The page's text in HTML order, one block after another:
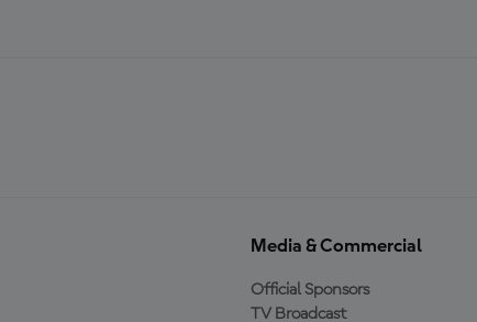
Media & Commercial
Official Sponsors
TV Broadcast